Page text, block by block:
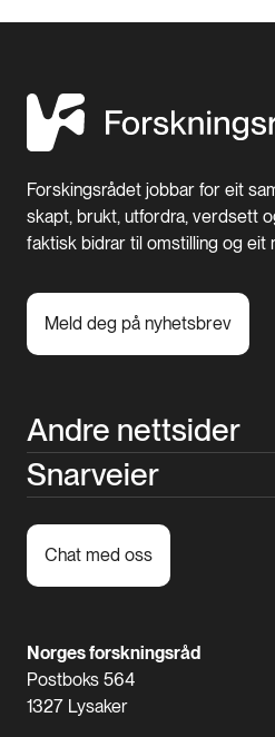
Forskingsrådet jobbar for eit
skapt, brukt, utfordra, verdsett
faktisk bidrar til omstilling og eit
Meld deg på nyhetsbrev
Andre nettsider
Snarveier
Chat med oss
Norges forskningsråd
Postboks 564
1327 Lysaker